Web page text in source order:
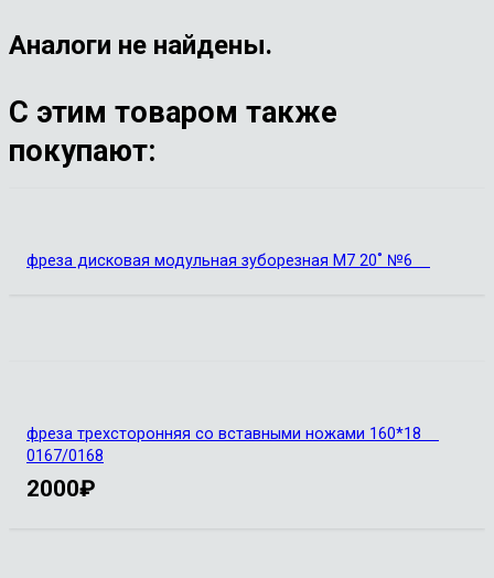
Аналоги не найдены.
С этим товаром также
покупают:
фреза дисковая модульная зуборезная М7 20˚ №6
фреза трехсторонняя со вставными ножами 160*18
0167/0168
2000₽